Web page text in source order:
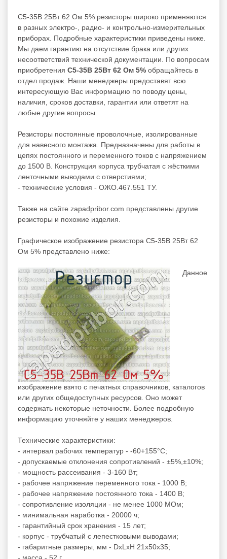
С5-35В 25Вт 62 Ом 5% резисторы широко применяются
в разных электро-, радио- и контрольно-измерительных
приборах. Подробные характеристики приведены ниже.
Мы даем гарантию на отсутствие брака или других
несоответствий технической документации. По вопросам
приобретения С5-35В 25Вт 62 Ом 5% обращайтесь в
отдел продаж. Наши менеджеры предоставят всю
интересующую Вас информацию по поводу цены,
наличия, сроков доставки, гарантии или ответят на
любые другие вопросы.
Резисторы постоянные проволочные, изолированные
для навесного монтажа. Предназначены для работы в
цепях постоянного и переменного токов с напряжением
до 1500 В. Конструкция корпуса трубчатая с жёсткими
ленточными выводами с отверстиями;
- технические условия - ОЖО.467.551 ТУ.
Также на сайте zapadpribor.com представлены другие
резисторы и похожие изделия.
Графическое изображение резистора С5-35В 25Вт 62
Ом 5% представлено ниже:
Данное
изображение взято с печатных справочников, каталогов
или других общедоступных ресурсов. Оно может
содержать некоторые неточности. Более подробную
информацию уточняйте у наших менеджеров.
Технические характеристики:
- интервал рабочих температур - -60+155°C;
- допускаемые отклонения сопротивлений - ±5%,±10%;
- мощность рассеивания - 3-160 Вт;
- рабочее напряжение переменного тока - 1000 В;
- рабочее напряжение постоянного тока - 1400 В;
- сопротивление изоляции - не менее 1000 МОм;
- минимальная наработка - 20000 ч;
- гарантийный срок хранения - 15 лет;
- корпус - трубчатый с лепестковыми выводами;
- габаритные размеры, мм - DxLxH 21x50x35;
- масса - 52 г.